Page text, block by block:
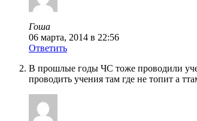
Гоша
06 марта, 2014 в 22:56
Ответить
В прошлые годы ЧС тоже проводили
проводить учения там где не топит а